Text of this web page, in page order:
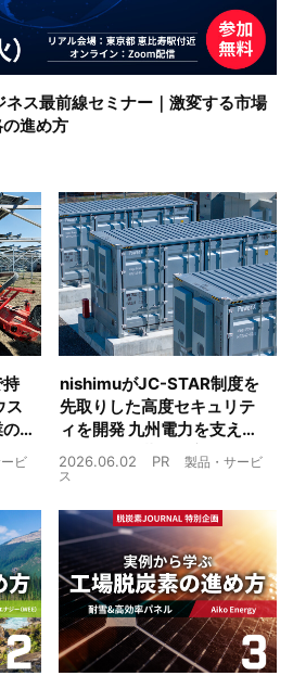
ネス最前線セミナー｜激変する市場
進め方
ス
ビ
nishimuがJC-STAR制度を
先取りした高度セキュリテ
ィを開発 九州電力を支えた
制御技術を蓄電池市場へ
2026.06.02 PR
製品・サービ
ス